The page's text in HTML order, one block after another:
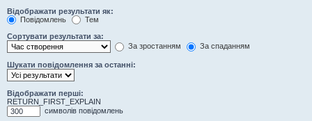
Відображати результати як:
Повідомлень
Тем
Сортувати результати за:
За зростанням
За спаданням
Шукати повідомлення за останні:
Відображати перші:
RETURN_FIRST_EXPLAIN
символів повідомлень